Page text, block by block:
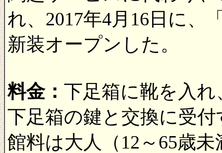
れ、2017年4月16日に、
新装オープンした。
料金： 下足箱に靴を入
下足箱の鍵と交換に受
館料は大人（12～65歳